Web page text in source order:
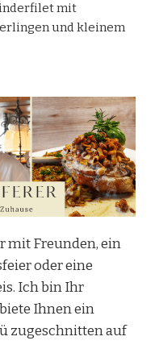
mit
und kleinem
mit Freunden, ein
oder eine
Ich bin Ihr
Ihnen ein
zugeschnitten auf